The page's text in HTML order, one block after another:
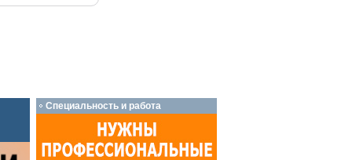
Специальность и работа